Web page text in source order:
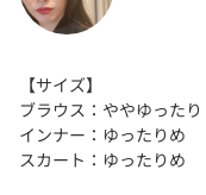
【サイズ】
ブラウス：ややゆったり
インナー：ゆったりめ
スカート：ゆったりめ